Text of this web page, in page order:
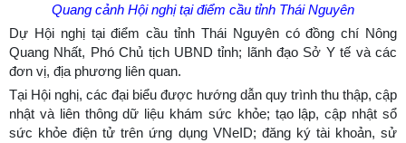
Quang cảnh Hội nghị tại điểm cầu tỉnh Thái Nguyên
Dự Hội nghị tại điểm cầu tỉnh Thái Nguyên có đồng chí Nông
Quang Nhất, Phó Chủ tịch UBND tỉnh; lãnh đạo Sở Y tế và các
đơn vị, địa phương liên quan.
Tại Hội nghị, các đại biểu được hướng dẫn quy trình thu thập, cập
nhật và liên thông dữ liệu khám sức khỏe; tạo lập, cập nhật sổ
sức khỏe điện tử trên ứng dụng VNeID; đăng ký tài khoản, sử